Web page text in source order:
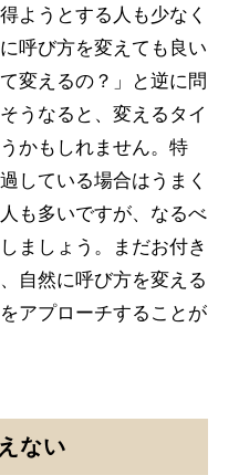
ようとする人も少なく
呼び方を変えても良い
変えるの？」と逆に問
うなると、変えるタイ
かもしれません。特
している場合はうまく
も多いですが、なるべ
ましょう。まだお付き
自然に呼び方を変える
アプローチすることが
ない